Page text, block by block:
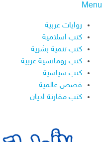
Menu
روايات عربية
كتب اسلامية
كتب تنمية بشرية
كتب رومانسية عربية
كتب سياسية
قصص عالمية
كتب مقارنة اديان